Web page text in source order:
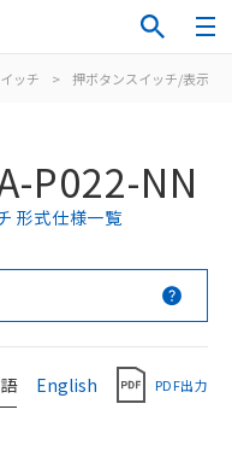
ッチ > 押ボタンスイッチ/表示灯
P022-NN
形式仕様一覧
English PDF出力